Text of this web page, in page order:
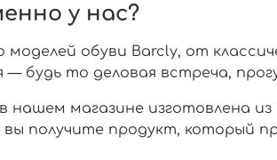
у нас?
обуви Barcly, от
будь то деловая встреча,
нашем магазине изготовлена
получите продукт, который